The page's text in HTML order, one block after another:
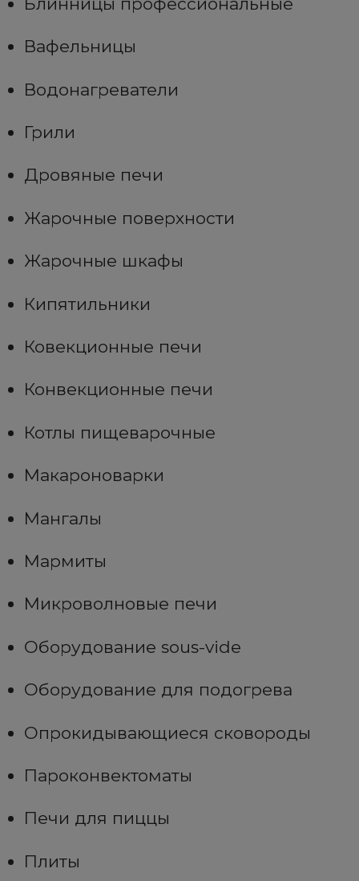
Вафельницы
Водонагреватели
Грили
Дровяные печи
Жарочные поверхности
Жарочные шкафы
Кипятильники
Ковекционные печи
Конвекционные печи
Котлы пищеварочные
Макароноварки
Мангалы
Мармиты
Микроволновые печи
Оборудование sous-vide
Оборудование для подогрева
Опрокидывающиеся сковороды
Пароконвектоматы
Печи для пиццы
Плиты